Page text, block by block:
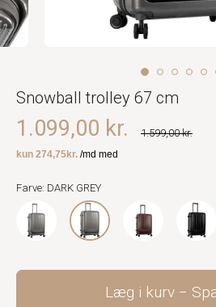
Snowball trolley 67 cm
1.599,00 kr.
1.099,00 kr.
Farve: DARK GREY
Læg i kurv